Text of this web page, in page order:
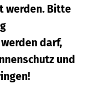
werden. Bitte
darf,
und